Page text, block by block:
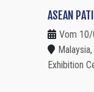
ASEAN
Vom
Exhibition